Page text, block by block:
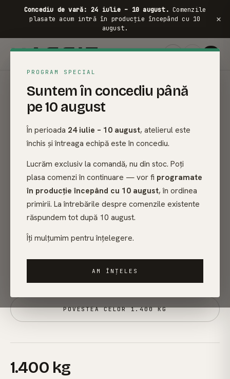
Concediu de vară: 24 iulie – 10 august. Comenzile
plasate acum intră în producție începând cu 10
august.
×
PROGRAM SPECIAL
Suntem în concediu până
pe 10 august
În perioada 24 iulie – 10 august, atelierul este
închis și întreaga echipă este în concediu.
Lucrăm exclusiv la comandă, nu din stoc. Poți
plasa comenzi în continuare — vor fi programate
în producție începând cu 10 august, în ordinea
primirii. La întrebările despre comenzile existente
răspundem tot după 10 august.
Îți mulțumim pentru înțelegere.
AM ÎNȚELES
NR. 01 / COLECȚIA DE PRIMĂVARĂ 2026
FRASIN · STEJAR · MAHON MASIV
Gândit pentru o viață.
Construit pentru
generații.
Făcut la comandă în atelierul nostru din Timișoara, finisat
manual. Asamblare în 15 minute, fără unelte speciale. Fără
flat-pack. Fără furnir. Fără scârțâit. Livrare gratuită în
România.
EXPLOREAZĂ COLECȚIA
POVESTEA CELOR 1.400 KG
1.400 kg